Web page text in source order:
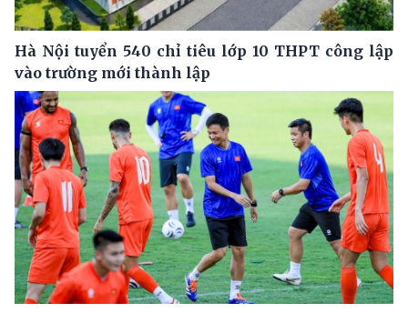
Hà Nội tuyển 540 chỉ tiêu lớp 10 THPT công lập
vào trường mới thành lập